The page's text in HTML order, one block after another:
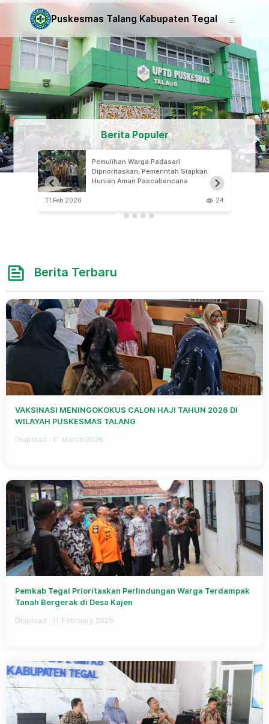
Puskesmas Talang Kabupaten Tegal
Berita Populer
Tegal
Pemulihan Warga Padasari
Diprioritaskan, Pemerintah Siapkan
Hunian Aman Pascabencana
11 Feb 2026 24
Berita Terbaru
VAKSINASI MENINGOKOKUS CALON HAJI TAHUN 2026 DI
WILAYAH PUSKESMAS TALANG
Diupload : 11 March 2026
Pemkab Tegal Prioritaskan Perlindungan Warga Terdampak
Tanah Bergerak di Desa Kajen
Diupload : 11 February 2026